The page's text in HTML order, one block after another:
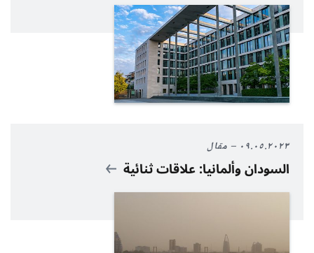
٠٩.٠٥.٢٠٢٣ مقال
السودان وألمانيا: علاقات ثنائية